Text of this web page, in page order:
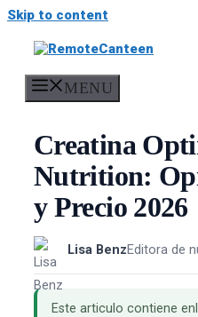
Skip to content
MENU
Creatina
Nutrition:
y Precio 2026
Lisa BenzEditora de
Este articulo contiene